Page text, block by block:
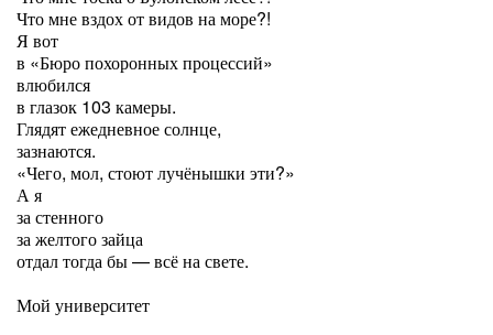
Что мне вздох от видов на море?!
Я вот
в «Бюро похоронных процессий»
влюбился
в глазок 103 камеры.
Глядят ежедневное солнце,
зазнаются.
«Чего, мол, стоют лучёнышки эти?»
А я
за стенного
за желтого зайца
отдал тогда бы — всё на свете.
Мой университет